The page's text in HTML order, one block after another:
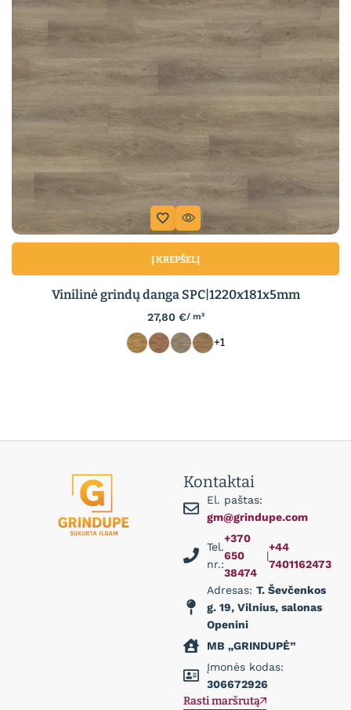
Į KREPŠELĮ
Vinilinė grindų danga SPC|1220x181x5mm
27,80 €/ m²
+1
Kontaktai
El. paštas:
gm@grindupe.com
Tel.
nr.:
+370
650
38474
|
+44
7401162473
Adresas: T. Ševčenkos
g. 19, Vilnius, salonas
Openini
MB „GRINDUPĖ”
Įmonės kodas:
306672926
Rasti maršrutą